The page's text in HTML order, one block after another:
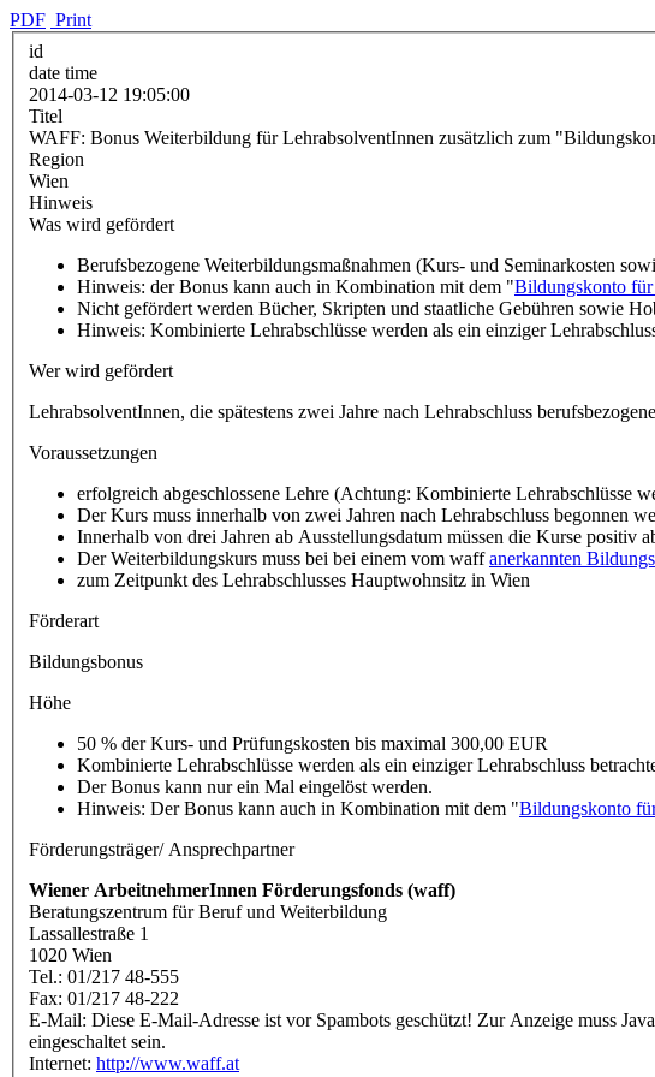
PDF Print
id
date time
2014-03-12 19:05:00
Titel
WAFF: Bonus Weiterbildung für LehrabsolventInnen zusätzlich zum
Region
Wien
Hinweis
Was wird gefördert
Berufsbezogene Weiterbildungsmaßnahmen (Kurs- und Seminarkosten
Hinweis: der Bonus kann auch in Kombination mit dem "Bildungskonto
Nicht gefördert werden Bücher, Skripten und staatliche Gebühren sowie
Hinweis: Kombinierte Lehrabschlüsse werden als ein einziger
Wer wird gefördert
LehrabsolventInnen, die spätestens zwei Jahre nach Lehrabschluss
Voraussetzungen
erfolgreich abgeschlossene Lehre (Achtung: Kombinierte Lehrabschlüsse
Der Kurs muss innerhalb von zwei Jahren nach Lehrabschluss begonnen
Innerhalb von drei Jahren ab Ausstellungsdatum müssen die Kurse positiv
Der Weiterbildungskurs muss bei bei einem vom waffanerkannten
zum Zeitpunkt des Lehrabschlusses Hauptwohnsitz in Wien
Förderart
Bildungsbonus
Höhe
50 % der Kurs- und Prüfungskosten bis maximal 300,00 EUR
Kombinierte Lehrabschlüsse werden als ein einziger Lehrabschluss
Der Bonus kann nur ein Mal eingelöst werden.
Hinweis: Der Bonus kann auch in Kombination mit dem "Bildungskonto
Förderungsträger/ Ansprechpartner
Wiener ArbeitnehmerInnen Förderungsfonds (waff)
Beratungszentrum für Beruf und Weiterbildung
Lassallestraße 1
1020 Wien
Tel.: 01/217 48-555
Fax: 01/217 48-222
E-Mail: Diese E-Mail-Adresse ist vor Spambots geschützt! Zur Anzeige muss
eingeschaltet sein.
Internet: http://www.waff.at